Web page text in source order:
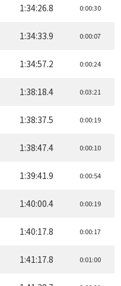
1:34:26.8 0:00:30
1:34:33.9 0:00:07
1:34:57.2 0:00:24
1:38:18.4 0:03:21
1:38:37.5 0:00:19
1:38:47.4 0:00:10
1:39:41.9 0:00:54
1:40:00.4 0:00:19
1:40:17.8 0:00:17
1:41:17.8 0:01:00